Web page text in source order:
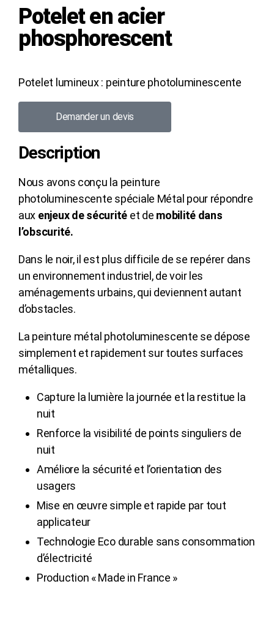
Potelet en acier
phosphorescent
Potelet lumineux : peinture photoluminescente
Demander un devis
Description
Nous avons conçu la peinture
photoluminescente spéciale Métal pour répondre
aux enjeux de sécurité et de mobilité dans
l’obscurité.
Dans le noir, il est plus difficile de se repérer dans
un environnement industriel, de voir les
aménagements urbains, qui deviennent autant
d’obstacles.
La peinture métal photoluminescente se dépose
simplement et rapidement sur toutes surfaces
métalliques.
Capture la lumière la journée et la restitue la
nuit
Renforce la visibilité de points singuliers de
nuit
Améliore la sécurité et l’orientation des
usagers
Mise en œuvre simple et rapide par tout
applicateur
Technologie Eco durable sans consommation
d’électricité
Production « Made in France »